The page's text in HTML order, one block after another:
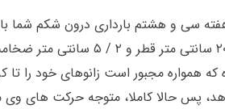
که همواره مجبور است زانوهای خود را